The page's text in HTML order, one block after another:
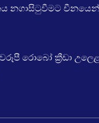
නගාසිටුවීමට චීනයෙන්
රොබෝ ක්‍රීඩා